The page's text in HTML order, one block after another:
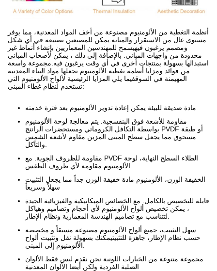
أنظمة التغطية من الألومنيوم مصنوعة من أخف المواد المعدنية، مما يوفر
مستوى عال من الاستقرار والمتانة.يمكن للمصنعين تصنيعه في أي شكل
ومصمم يرغبون فيهيسمح للمهندسين المعماريين بإنشاء أنماط غير
محدودة من واجهات المباني. بالإضافة إلى ذلك ، يمكن لأصحاب المباني
استبدالها بسهولة بمنتجات أخرى في أي وقت يرغبون فيه.مجموعة واسعة
من فوائد ومزايا أنظمة تغطية الألومنيوم تجعلها مواد البناء المعدنية
المهيمنة في السوقفيما يلي المزايا الرئيسية لألواح الألومنيوم التي
تستخدم لنظام غطاء المبنى:
مادة صديقة للبيئة يمكن إعادة تدوير الألومنيوم بعد فترة خدمته
مقاومة للأشعة فوق البنفسجية. يتم معالجة لوحة الألومنيوم
بواسطة التكافل الكروماتي ومستحضرات الراتنج PVDF أو طبقة
مسحوق مما يجعل سطح المبنى المزين مقاوم لأشعة الشمس
مقاومة للظروف الجوية. مع PVDF الطلاء السطح النهاية، لوحة
الخفيفة الوزن، الألومنيوم مادة خفيفة الوزن جداً مما يجعل التثبيت
سهلاً وسريعاً
قابلة للتخصيص بالكامل. مع الخصائص الميكانيكية والفيزيائية الجيدة
، يمكن تخصيص ألواح الألومنيوم لأي أحجام وتصاميم وهياكل
سهل التثبيت، جميع ألواح الألومنيوم مصنوعة مسبقاً و مخصصة
حسب نظام الإطار، جاهزة للتثبيتيمكنك بسهولة نقل وتثبيت ألواح
مجموعة متنوعة من الخيارات اللونية نحن نقدم ليس فقط الألوان
الصلبة الفردية ولكن أيضا الألوان المعدنية